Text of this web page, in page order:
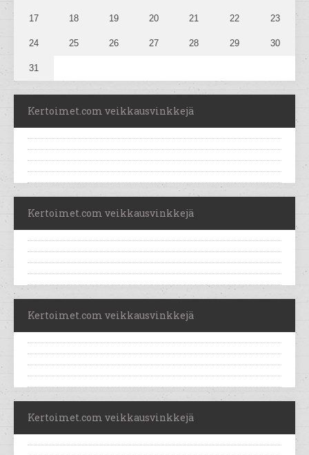
17 18 19 20 21 22 23
24 25 26 27 28 29 30
31
Kertoimet.com veikkausvinkkejä
Kertoimet.com veikkausvinkkejä
Kertoimet.com veikkausvinkkejä
Kertoimet.com veikkausvinkkejä